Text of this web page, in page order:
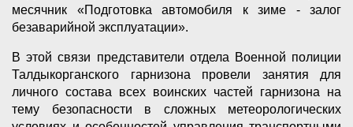
месячник «Подготовка автомобиля к зиме - залог
безаварийной эксплуатации».
В этой связи представители отдела Военной полиции
Талдыкорганского гарнизона провели занятия для
личного состава всех воинских частей гарнизона на
тему безопасности в сложных метеорологических